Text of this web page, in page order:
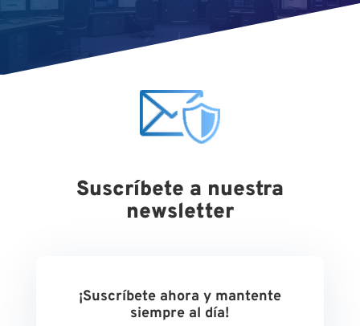
Suscríbete a nuestra
newsletter
¡Suscríbete ahora y mantente
siempre al día!